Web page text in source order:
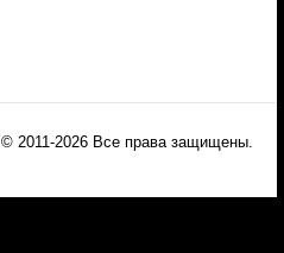
© 2011-2026 Все права защищены.